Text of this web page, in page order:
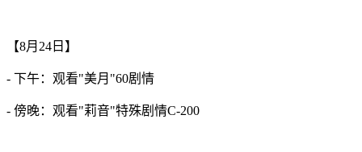
【8月24日】
- 下午：观看"美月"60剧情
- 傍晚：观看"莉音"特殊剧情C-200